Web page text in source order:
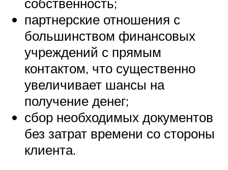
партнерские отношения с
большинством финансовых
учреждений с прямым
контактом, что существенно
увеличивает шансы на
получение денег;
сбор необходимых документов
без затрат времени со стороны
клиента.